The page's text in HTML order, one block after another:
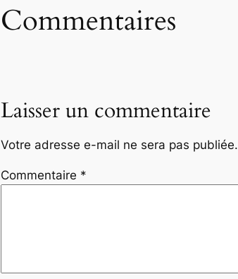
Commentaires
Laisser un commentaire
Votre adresse e-mail ne sera pas publiée.
Commentaire *